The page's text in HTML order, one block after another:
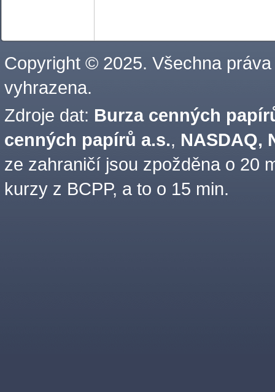
Copyright © 2025. Všechna práva
vyhrazena.
Zdroje dat: Burza cenných
cenných papírů a.s., NASDAQ,
ze zahraničí jsou zpožděna o 20
kurzy z BCPP, a to o 15 min.